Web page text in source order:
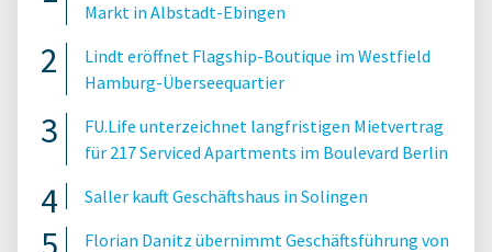
Markt in Albstadt-Ebingen
Lindt eröffnet Flagship-Boutique im Westfield
Hamburg-Überseequartier
FU.Life unterzeichnet langfristigen Mietvertrag
für 217 Serviced Apartments im Boulevard Berlin
Saller kauft Geschäftshaus in Solingen
Florian Danitz übernimmt Geschäftsführung von